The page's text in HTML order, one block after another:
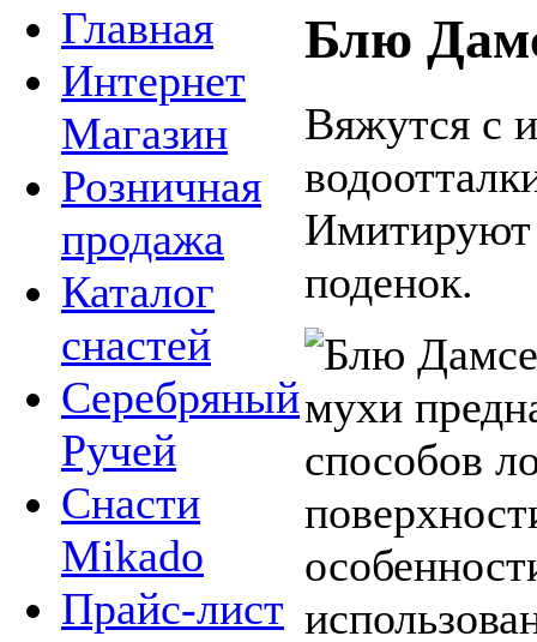
Главная
Интернет
Магазин
Розничная
продажа
Каталог
снастей
Серебряный
Ручей
Снасти
Mikado
Прайс-лист
Блю
Вяжутся с
Имитируют
поденок.
мухи
способов